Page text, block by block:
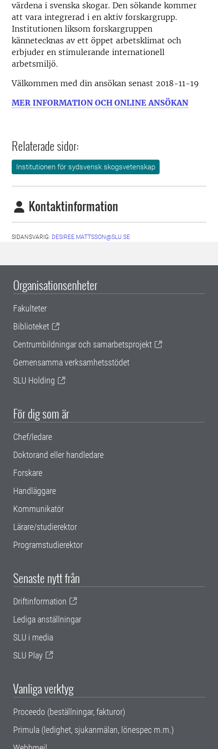
värdena i svenska skogar. Den sökande kommer
att vara integrerad i en aktiv forskargrupp.
Institutionen liksom forskargruppen
kännetecknas av ett öppet arbetsklimat och
erbjuder en stimulerande internationell
arbetsmiljö.
Välkommen med din ansökan senast 2018-11-19
MER INFORMATION OCH ONLINE ANSÖKAN
Relaterade sidor:
Institutionen för sydsvensk skogsvetenskap
Kontaktinformation
SIDANSVARIG: DESIREE.MATTSSON@SLU.SE
Organisationsenheter
Fakulteter
Biblioteket
Centrumbildningar och samarbetsprojekt
Gemensamma verksamhetsstödet
SLU Holding
För dig som är
Chef/ledare
Doktorand eller handledare
Forskare
Handläggare
Kommunikatör
Lärare/studierektor
Programstudierektor
Senaste nytt från
Driftinformation
Lediga anställningar
SLU i media
SLU Play
Vanliga verktyg
Proceedo (beställningar, fakturor)
Primula (ledighet, sjukanmälan, lönespec m.m.)